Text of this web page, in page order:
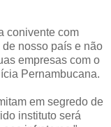
conivente com
nosso país e não
empresas com o
Pernambucana.
em segredo de
instituto será